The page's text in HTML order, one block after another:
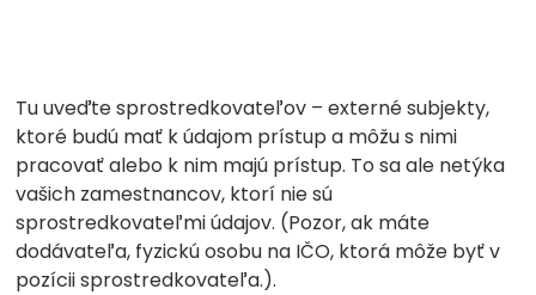
Tu uveďte sprostredkovateľov – externé subjekty,
ktoré budú mať k údajom prístup a môžu s nimi
pracovať alebo k nim majú prístup. To sa ale netýka
vašich zamestnancov, ktorí nie sú
sprostredkovateľmi údajov. (Pozor, ak máte
dodávateľa, fyzickú osobu na IČO, ktorá môže byť v
pozícii sprostredkovateľa.).